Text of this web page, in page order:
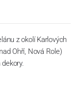
z okolí Karlových
Ohří, Nová Role)